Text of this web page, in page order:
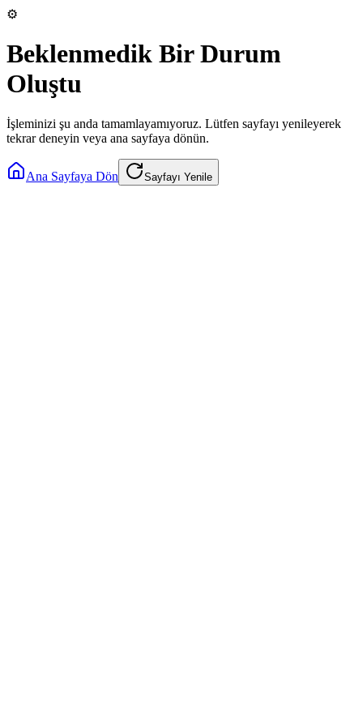
⚙️
Beklenmedik Bir Durum
Oluştu
İşleminizi şu anda tamamlayamıyoruz. Lütfen sayfayı yenileyerek
tekrar deneyin veya ana sayfaya dönün.
Ana Sayfaya Dön Sayfayı Yenile